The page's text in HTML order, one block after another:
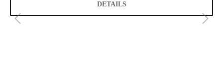
DETAILS